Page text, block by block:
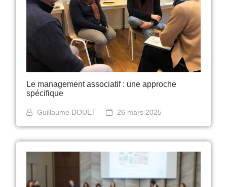
Le management associatif : une approche
spécifique
Guillaume DOUET 26 mars 2025